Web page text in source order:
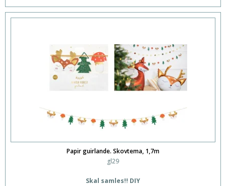
Papir guirlande. Skovtema, 1,7m
gl29
Skal samles!! DIY